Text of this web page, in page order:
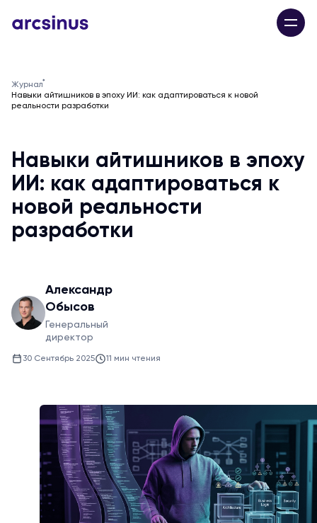
Журнал
Навыки айтишников в эпоху ИИ: как адаптироваться к новой
реальности разработки
Навыки айтишников в эпоху
ИИ: как адаптироваться к
новой реальности
разработки
Александр
Обысов
Генеральный
директор
30 Сентябрь 2025 11 мин чтения